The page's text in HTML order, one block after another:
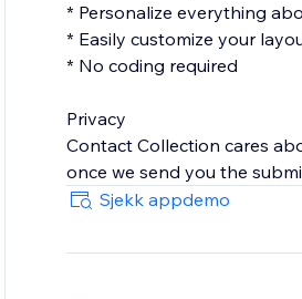
* Personalize everything
* Easily customize your
* No coding required
Privacy
Contact Collection cares
once we send you the
Sjekk appdemo